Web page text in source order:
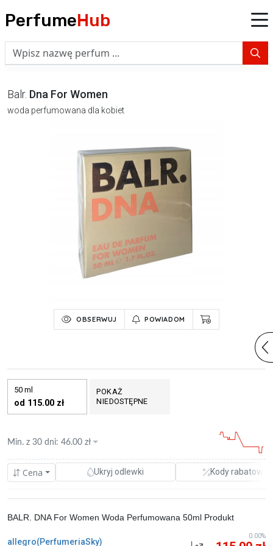
PerfumeHub
Balr. Dna For Women
woda perfumowana dla kobiet
OBSERWUJ POWIADOM
50 ml
od 115.00 zł
POKAŻ
NIEDOSTĘPNE
Cena Ukryj odlewki Kody rabatowe
Min. z 30 dni: 46.00 zł
allegro(PerfumeriaSky)
BALR. DNA For Women Woda Perfumowana 50ml Produkt
0.00%